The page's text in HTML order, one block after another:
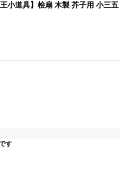
王小道具】桧扇 木製 芥子用 小三
す